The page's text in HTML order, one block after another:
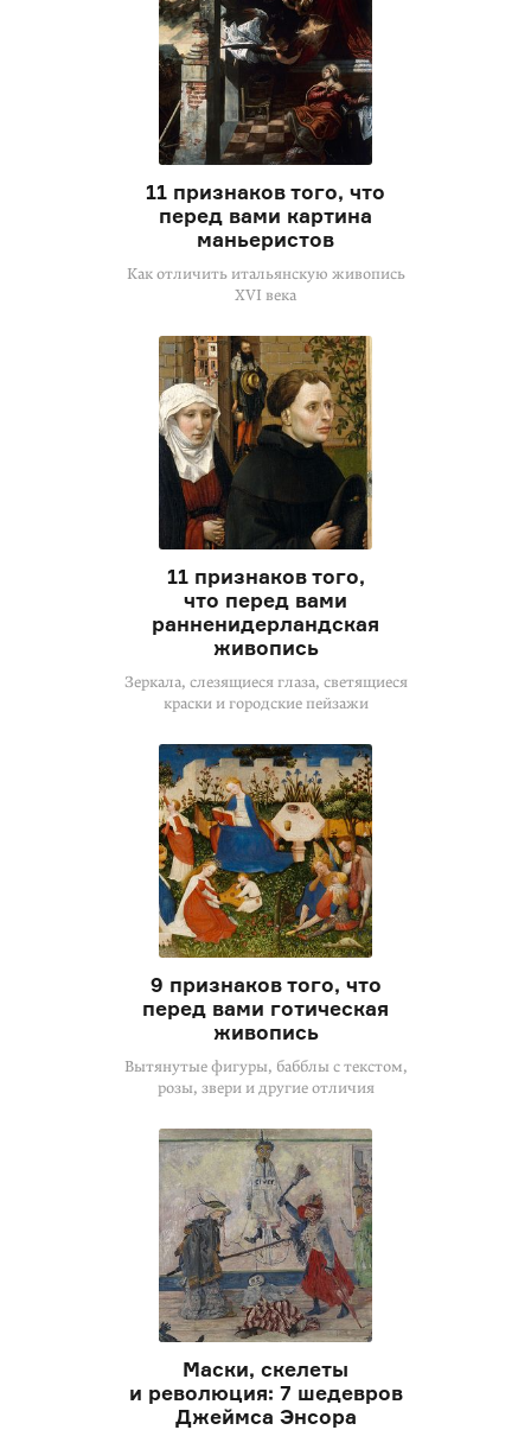
11 признаков того, что
перед вами картина
маньеристов
Как отличить итальянскую живопись
XVI века
11 признаков того,
что перед вами
ранненидерландская
живопись
Зеркала, слезящиеся глаза, светящиеся
краски и городские пейзажи
9 признаков того, что
перед вами готическая
живопись
Вытянутые фигуры, бабблы с текстом,
розы, звери и другие отличия
Маски, скелеты
и революция: 7 шедевров
Джеймса Энсора